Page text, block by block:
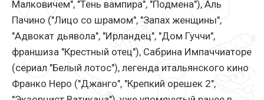
Малковичем", "Тень вампира", "Подмена"), Аль
Пачино ("Лицо со шрамом", "Запах женщины",
"Адвокат дьявола", "Ирландец", "Дом Гуччи",
франшиза "Крестный отец"), Сабрина Импаччиаторе
(сериал "Белый лотос"), легенда итальянского кино
Франко Неро ("Джанго", "Крепкий орешек 2",